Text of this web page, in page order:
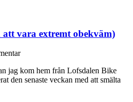
att vara extremt obekväm)
jag kom hem från Lofsdalen Bike
den senaste veckan med att smälta